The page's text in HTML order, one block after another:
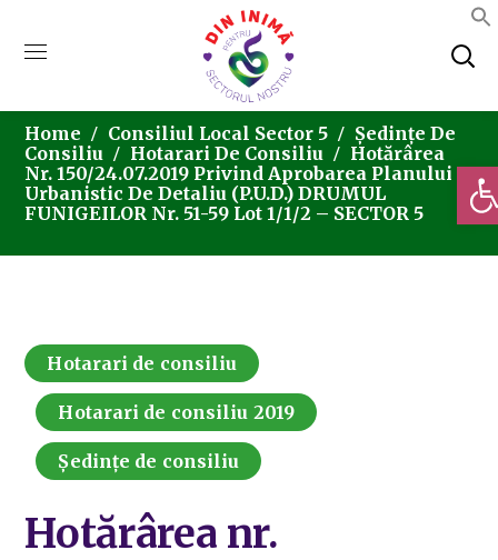
Home Consiliul Local Sector 5
Ședințe De
Consiliu
Hotarari De Consiliu
Hotărârea
Nr. 150/24.07.2019 Privind Aprobarea Planului
Urbanistic De Detaliu (P.U.D.) DRUMUL
FUNIGEILOR Nr. 51-59 Lot 1/1/2 – SECTOR 5
Hotarari de consiliu
Hotarari de consiliu 2019
Ședințe de consiliu
Hotărârea nr.